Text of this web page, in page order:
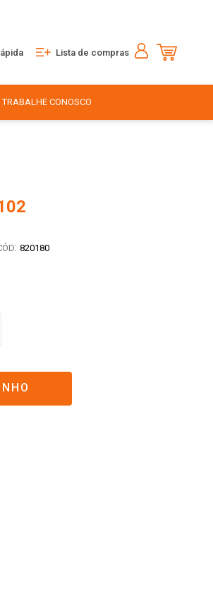
Lista de compras
TRABALHE CONOSCO
: 820180